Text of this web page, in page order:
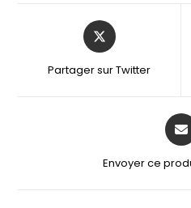
Partager sur Twitter
Envoyer ce